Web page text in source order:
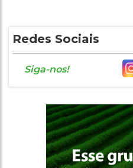
Redes Sociais
Siga-nos!